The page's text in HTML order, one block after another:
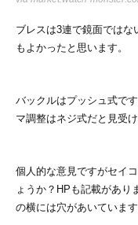
ブレスは3連で鏡面では
もよかったと思います。
バックルはプッシュ式で
マ調整はネジ式だと見受け
個人的な意見ですがセイ
ょうか？HPも記載があり
の横には穴があいています